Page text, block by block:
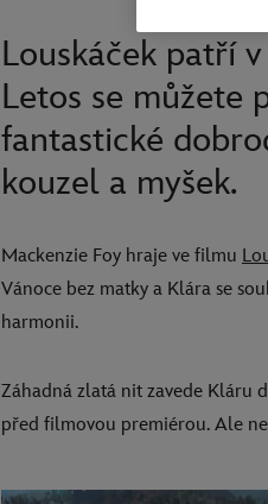
Louskáček patří
Letos se můžete
fantastické
kouzel a myšek.
Mackenzie Foy hraje ve filmu
Vánoce bez matky a Klára se
harmonii.
Záhadná zlatá nit zavede Kláru
před filmovou premiérou. Ale